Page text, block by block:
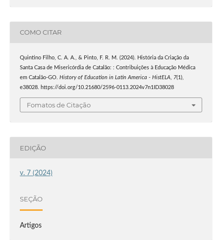
COMO CITAR
Quintino Filho, C. A. A., & Pinto, F. R. M. (2024). História da Criação da
Santa Casa de Misericórdia de Catalão: : Contribuições à Educação Médica
em Catalão-GO. History of Education in Latin America - HistELA, 7(1),
e38028. https://doi.org/10.21680/2596-0113.2024v7n1ID38028
Fomatos de Citação
EDIÇÃO
v. 7 (2024)
SEÇÃO
Artigos